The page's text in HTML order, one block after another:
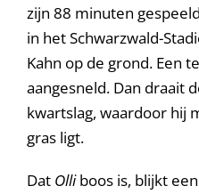
zijn 88 minuten
in het Schwarzwald-
Kahn op de grond. Een
aangesneld. Dan draait
kwartslag, waardoor hij
gras ligt.
Dat Olliboos is, blijkt